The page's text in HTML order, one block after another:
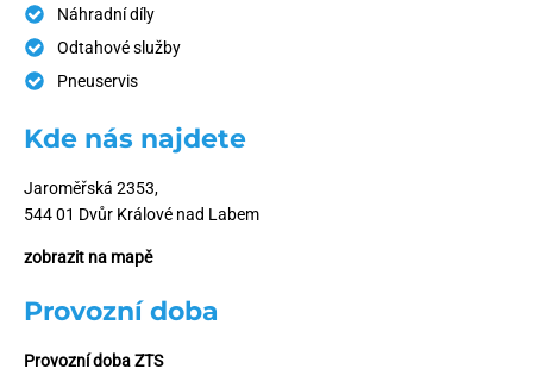
Náhradní díly
Odtahové služby
Pneuservis
Kde nás najdete
Jaroměřská 2353,
544 01 Dvůr Králové nad Labem
zobrazit na mapě
Provozní doba
Provozní doba ZTS